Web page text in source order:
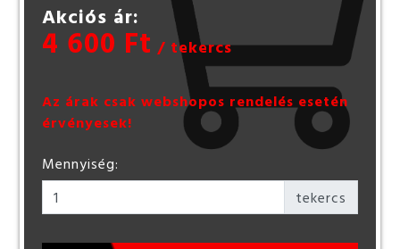
Akciós ár:
4 600 Ft / tekercs
Az árak csak webshopos rendelés esetén
érvényesek!
Mennyiség:
tekercs